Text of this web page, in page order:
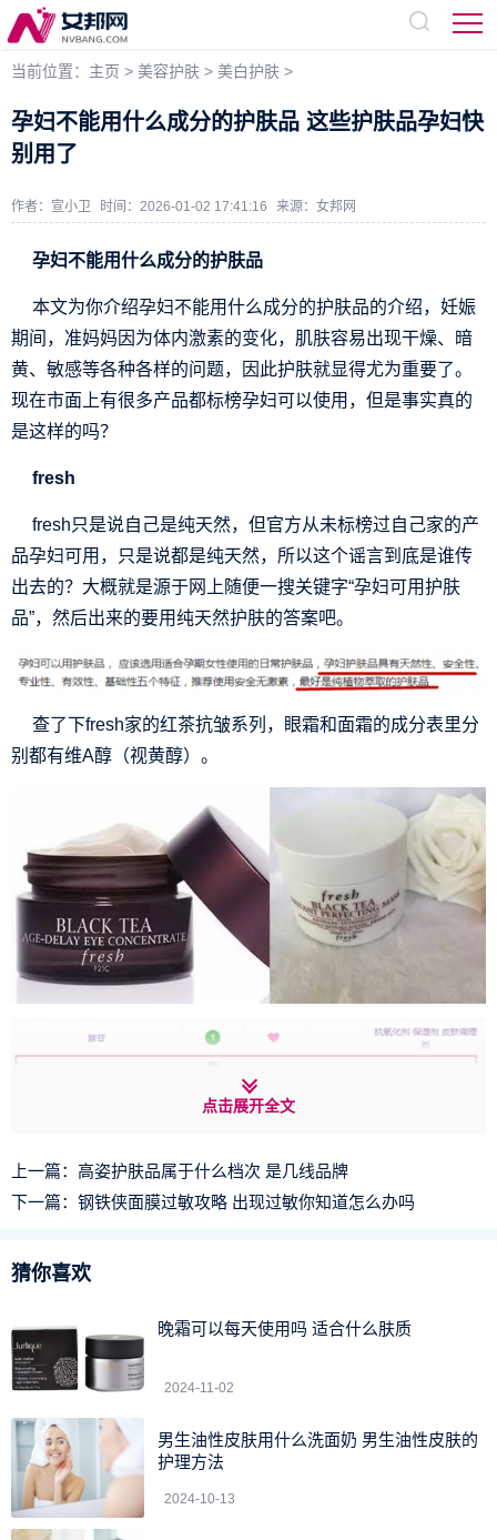
当前位置： 主页 > 美容护肤 > 美白护肤 >
孕妇不能用什么成分的护肤品 这些护肤品孕妇快
别用了
作者：宣小卫 时间：2026-01-02 17:41:16 来源： 女邦网
孕妇不能用什么成分的护肤品
本文为你介绍孕妇不能用什么成分的护肤品的介绍，妊娠
期间，准妈妈因为体内激素的变化，肌肤容易出现干燥、暗
黄、敏感等各种各样的问题，因此护肤就显得尤为重要了。
现在市面上有很多产品都标榜孕妇可以使用，但是事实真的
是这样的吗？
fresh
fresh只是说自己是纯天然，但官方从未标榜过自己家的产
品孕妇可用，只是说都是纯天然，所以这个谣言到底是谁传
出去的？大概就是源于网上随便一搜关键字“孕妇可用护肤
品”，然后出来的要用纯天然护肤的答案吧。
查了下fresh家的红茶抗皱系列，眼霜和面霜的成分表里分
别都有维A醇（视黄醇）。
还在用这款唇膏的孕**都停用吧。再加上上面说的玫瑰系列、
大豆系列不可用，fresh能放心用的大概只有古源修护系列
点击展开全文
上一篇： 高姿护肤品属于什么档次 是几线品牌
下一篇： 钢铁侠面膜过敏攻略 出现过敏你知道怎么办吗
猜你喜欢
晚霜可以每天使用吗 适合什么肤质
2024-11-02
男生油性皮肤用什么洗面奶 男生油性皮肤的
护理方法
2024-10-13